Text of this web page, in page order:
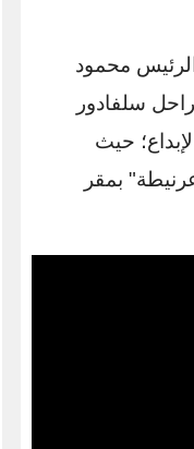
محمود
سلفادور
حيث
بمقر